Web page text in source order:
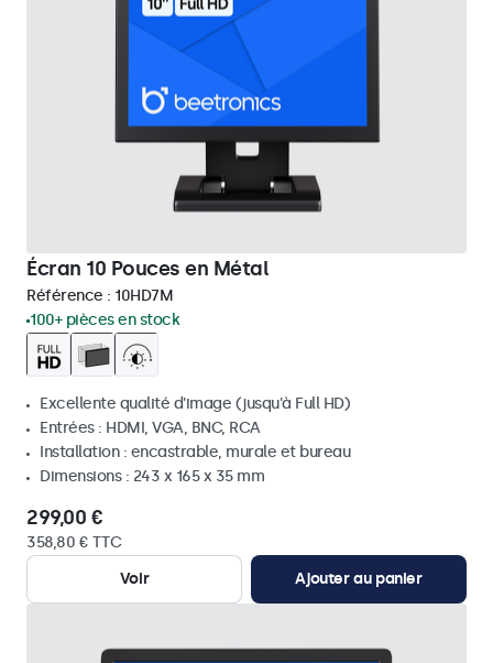
Écran 10 Pouces en Métal
Référence : 10HD7M
100+ pièces en stock
Excellente qualité d'image (jusqu'à Full HD)
Entrées : HDMI, VGA, BNC, RCA
Installation : encastrable, murale et bureau
Dimensions : 243 x 165 x 35 mm
299,00 €
358,80 € TTC
Voir
Ajouter au panier